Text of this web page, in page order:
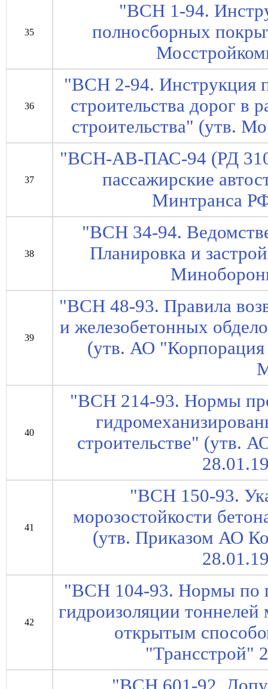
35
"ВСН 1-94.
полносборных
36
"ВСН 2-94. Инструкция
строительства дорог в
строительства" (утв.
37
"ВСН-АВ-ПАС-94 (РД
пассажирские
Минтранса
38
"ВСН 34-94.
Планировка и
39
"ВСН 48-93. Правила
и железобетонных
(утв. АО
40
"ВСН 214-93. Нормы
строительстве" (утв.
41
"ВСН 150-93.
морозостойкости
(утв. Приказом АО
42
"ВСН 104-93. Нормы по
гидроизоляции
открытым
"Трансстрой"